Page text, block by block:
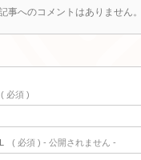
事へのコメントはありません。
( 必須 )
( 必須 ) - 公開されません -